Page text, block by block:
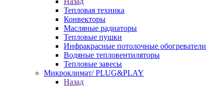
Тепловая техника
Конвекторы
Масляные радиаторы
Тепловые пушки
Инфракрасные потолочные обогреватели
Водяные тепловентиляторы
Тепловые завесы
Микроклимат/ PLUG&PLAY
Назад